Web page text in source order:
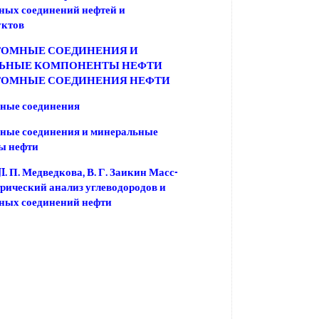
соединений нефтей и
СОЕДИНЕНИЯ И
КОМПОНЕНТЫ НЕФТИ
СОЕДИНЕНИЯ НЕФТИ
соединения
соединения и минеральные
нефти
П. Медведкова, В. Г. Заикин Масс-
анализ углеводородов и
соединений нефти